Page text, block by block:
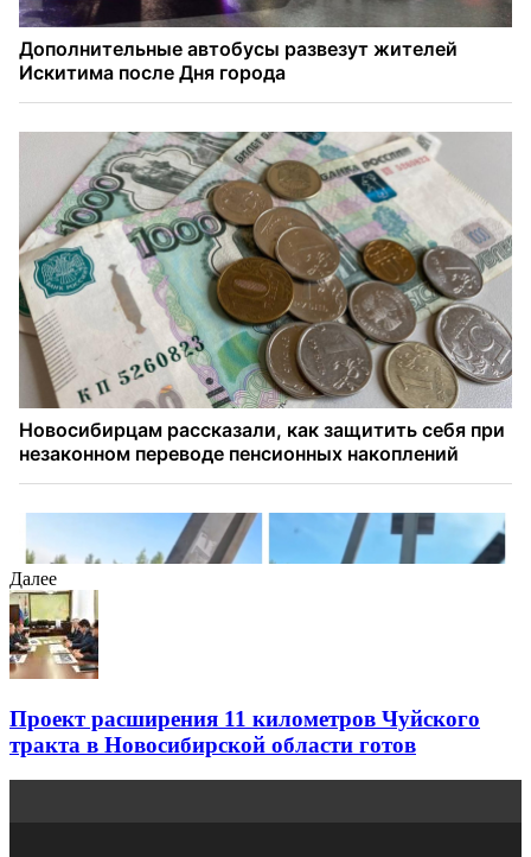
Далее
Проект расширения 11 километров Чуйского
тракта в Новосибирской области готов